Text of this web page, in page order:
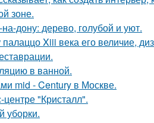
зоне.
дону: дерево, голубой и уют.
Xiii века его величие,
в ванной.
mid - Century в Москве.
центре "Кристалл".
уборки.